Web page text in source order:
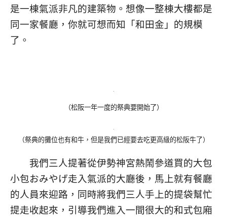
是一棟氣派非凡的建築物。想像一整棟大樓都是
同一家餐廳，你就可想而知「和田金」的規模
了。
（松阪一年一度的祭典要開始了）
（祭典的攤位也有和牛，但是我們已經要去吃更高級的松阪牛了）
我們三人提著從伊勢神宮熱鬧參道買的大包
小包おみやげ走入氣派的大廳後，馬上就有餐廳
的人員來迎路，同時將我們三人手上的提袋幫忙
提走收起來，引導我們進入一間很大的和式包廂